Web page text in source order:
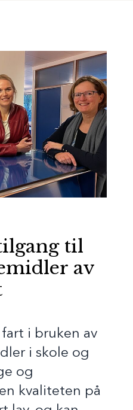
til
av
i bruken av
i skole og
og
kvaliteten på